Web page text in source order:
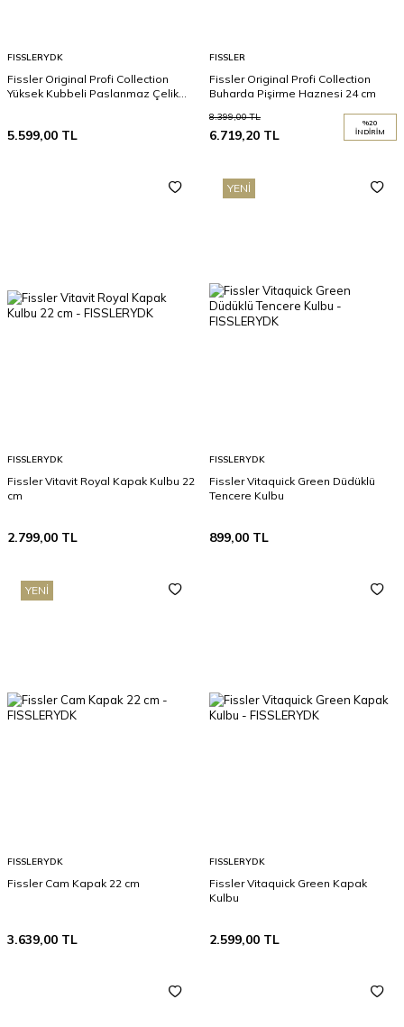
FISSLERYDK
Fissler Original Profi Collection
Yüksek Kubbeli Paslanmaz Çelik
5.599,00 TL
FISSLER
Fissler Original Profi Collection
Buharda Pişirme Haznesi 24 cm
8.399,00TL
6.719,20 TL
%20
İNDIRIM
FISSLERYDK
Fissler Vitavit Royal Kapak Kulbu 22
cm
2.799,00 TL
YENI
FISSLERYDK
Fissler Vitaquick Green Düdüklü
Tencere Kulbu
899,00 TL
YENI
FISSLERYDK
Fissler Cam Kapak 22 cm
3.639,00 TL
FISSLERYDK
Fissler Vitaquick Green Kapak
Kulbu
2.599,00 TL